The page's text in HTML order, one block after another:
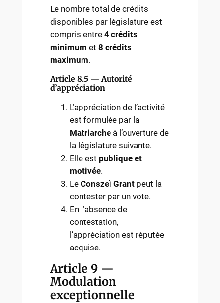
Le nombre total de crédits
disponibles par législature est
compris entre4 crédits
minimum et8 crédits
maximum.
Article 8.5 — Autorité
d’appréciation
L’appréciation de l’activité
est formulée par la
Matriarche à l’ouverture de
la législature suivante.
Elle est publique et
motivée.
LeConszeì Grant peut la
contester par un vote.
En l’absence de
contestation,
l’appréciation est réputée
acquise.
Article 9 —
Modulation
exceptionnelle